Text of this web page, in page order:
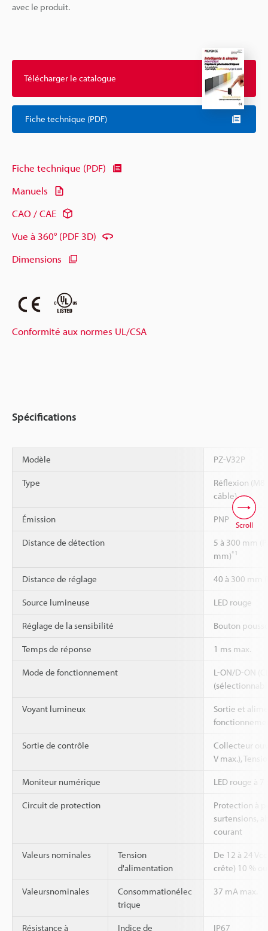
avec le produit.
Télécharger le catalogue
Fiche technique (PDF)
Fiche technique (PDF)
Manuels
CAO / CAE
Vue à 360° (PDF 3D)
Dimensions
Conformité aux normes UL/CSA
Spécifications
Modèle PZ-V32P
Type
Réflexion
câble)
Émission PNP
Distance de détection
5 à 300 mm
mm)*1
Distance de réglage 40 à 300 mm
Source lumineuse LED rouge
Réglage de la sensibilité Bouton
Temps de réponse 1 ms max.
Mode de fonctionnement
L-ON/D-ON
Voyant lumineux
Sortie et
Sortie de contrôle
Collecteur
V max.),
Moniteur numérique LED rouge à
Circuit de protection
Protection à
surtensions,
courant
Valeurs nominales
Tension
d'alimentation
De 12 à 24
crête) 10 %
Valeursnominales
Consommationélec
trique
37 mA max.
Résistance à Indice de IP67
Scroll